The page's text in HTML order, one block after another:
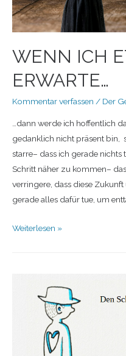
WENN ICH
ERWARTE…
Kommentar verfassen / Der
…dann werde ich hoffentlich
gedanklich nicht präsent bin,
starre– dass ich gerade nichts
Schritt näher zu kommen–
verringere, dass diese
gerade alles dafür tue, um
Weiterlesen »